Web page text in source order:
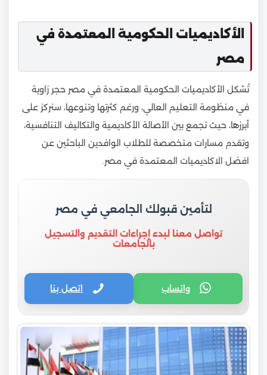
الأكاديميات الحكومية المعتمدة في
مصر
تُشكل الأكاديميات الحكومية المعتمدة في مصر حجر زاوية
في منظومة التعليم العالي، ورغم كثرتها وتنوعها، سنركز على
أبرزها، حيث تجمع بين الأصالة الأكاديمية والتكاليف التنافسية،
وتقدم مسارات متخصصة للطلاب الوافدين الباحثين عن
افضل الاكاديميات المعتمدة في مصر.
لتأمين قبولك الجامعي في مصر
تواصل معنا لبدء إجراءات التقديم والتسجيل
بالجامعات
واتساب اتصل بنا